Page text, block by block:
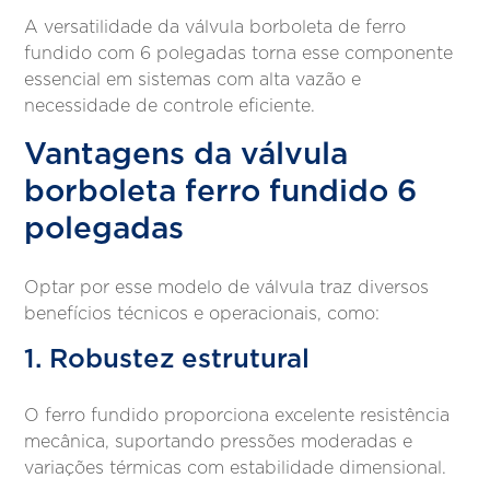
A versatilidade da válvula borboleta de ferro
fundido com 6 polegadas torna esse componente
essencial em sistemas com alta vazão e
necessidade de controle eficiente.
Vantagens da válvula
borboleta ferro fundido 6
polegadas
Optar por esse modelo de válvula traz diversos
benefícios técnicos e operacionais, como:
1. Robustez estrutural
O ferro fundido proporciona excelente resistência
mecânica, suportando pressões moderadas e
variações térmicas com estabilidade dimensional.